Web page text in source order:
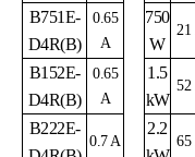
B751E-
D4R(B)
0.65
A
750
W
21
B152E-
D4R(B)
0.65
A
1.5
kW
52
B222E-
0.7 A
2.2
65